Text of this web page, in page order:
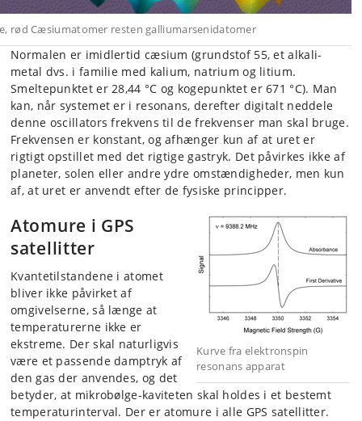
rød Cæsiumatomer resten galliumarsenidatomer
Normalen er imidlertid cæsium (grundstof 55, et alkali-
metal dvs. i familie med kalium, natrium og litium.
Smeltepunktet er 28,44 °C og kogepunktet er 671 °C). Man
kan, når systemet er i resonans, derefter digitalt neddele
denne oscillators frekvens til de frekvenser man skal bruge.
Frekvensen er konstant, og afhænger kun af at uret er
rigtigt opstillet med det rigtige gastryk. Det påvirkes ikke af
planeter, solen eller andre ydre omstændigheder, men kun
af, at uret er anvendt efter de fysiske principper.
Kurve fra elektronspin
resonans apparat
Atomure i GPS
satellitter
Kvantetilstandene i atomet
bliver ikke påvirket af
omgivelserne, så længe at
temperaturerne ikke er
ekstreme. Der skal naturligvis
være et passende damptryk af
den gas der anvendes, og det
betyder, at mikrobølge-kaviteten skal holdes i et bestemt
temperaturinterval. Der er atomure i alle GPS satellitter.